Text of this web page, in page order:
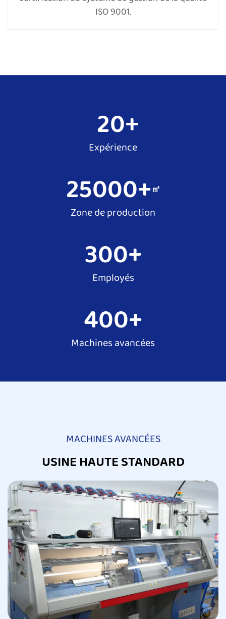
ISO 9001.
20+
Expérience
25000+㎡
Zone de production
300+
Employés
400+
Machines avancées
MACHINES AVANCÉES
USINE HAUTE STANDARD